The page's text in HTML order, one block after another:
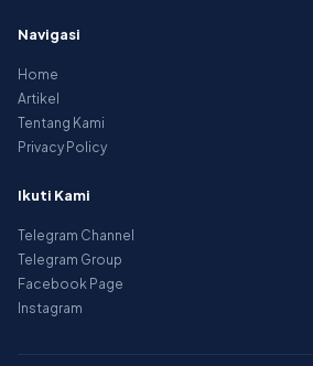
Navigasi
Home
Artikel
Tentang Kami
Privacy Policy
Ikuti Kami
Telegram Channel
Telegram Group
Facebook Page
Instagram